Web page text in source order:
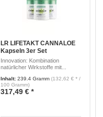
LR LIFETAKT CANNALOE
Kapseln 3er Set
Innovation: Kombination
natürlicher Wirkstoffe mit...
Inhalt: 239.4 Gramm (132,62 € * /
100 Gramm)
317,49 € *